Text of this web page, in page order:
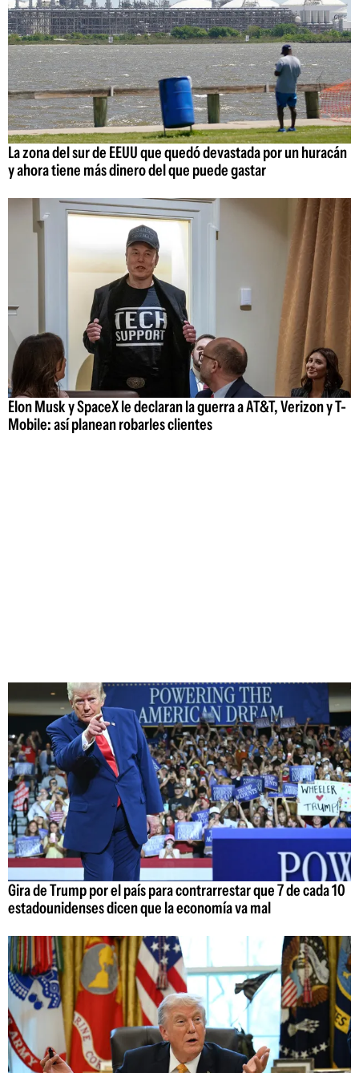
La zona del sur de EEUU que quedó devastada por un huracán
y ahora tiene más dinero del que puede gastar
Elon Musk y SpaceX le declaran la guerra a AT&T, Verizon y T-
Mobile: así planean robarles clientes
Gira de Trump por el país para contrarrestar que 7 de cada 10
estadounidenses dicen que la economía va mal